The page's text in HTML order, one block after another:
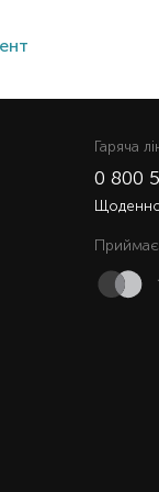
Гаряча
0 800
Щоденно